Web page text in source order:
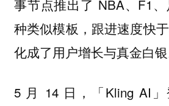
事节点推出了 NBA、F1
种类似模板，跟进速度快
化成了用户增长与真金白银
5 月 14 日，「Kling AI